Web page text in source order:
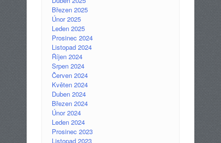
Březen 2025
Únor 2025
Leden 2025
Prosinec 2024
Listopad 2024
Říjen 2024
Srpen 2024
Červen 2024
Květen 2024
Duben 2024
Březen 2024
Únor 2024
Leden 2024
Prosinec 2023
Listopad 2023